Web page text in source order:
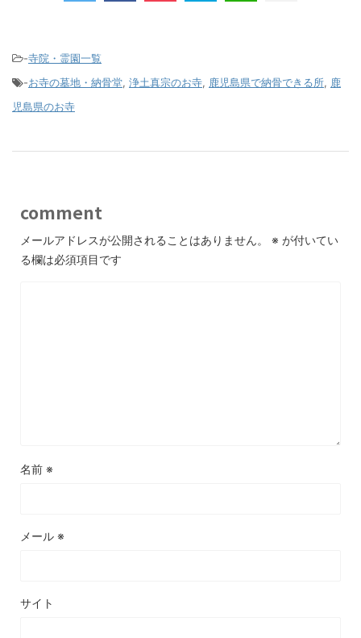
-寺院・霊園一覧
-お寺の墓地・納骨堂, 浄土真宗のお寺, 鹿児島県で納骨できる所, 鹿
児島県のお寺
comment
メールアドレスが公開されることはありません。 ※ が付いてい
る欄は必須項目です
名前 ※
メール ※
サイト